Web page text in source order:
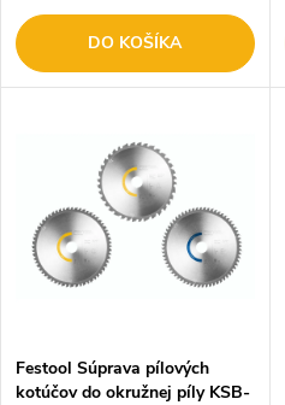
DO KOŠÍKA
Festool Súprava pílových
kotúčov do okružnej píly KSB-